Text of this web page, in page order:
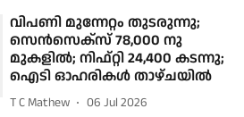
വിപണി മുന്നേറ്റം തുടരുന്നു;
സെൻസെക്സ് 78,000 നു
മുകളിൽ; നിഫ്റ്റി 24,400 കടന്നു;
ഐടി ഓഹരികള്‍ താഴ്ചയില്‍
T C Mathew 06 Jul 2026